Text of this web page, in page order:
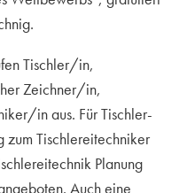
Tischler/in,
Zeichner/in,
in aus. Für Tischler-
zum Tischlereitechniker
Planung
Auch eine